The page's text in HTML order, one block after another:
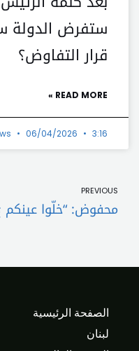
ستفرض الدولة
قرار التفاوض؟
READ MORE »
06/04/2026 3:16 م
PREVIOUS
الصفحة الرئيسية
لبنان